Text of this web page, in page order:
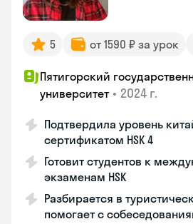
5 от 1590 ₽ за урок
Пятигорский
университет • 2024 г.
Подтвердила уровень
сертификатом HSK 4
Готовит студентов к
экзаменам HSK
Разбирается в
помогает с